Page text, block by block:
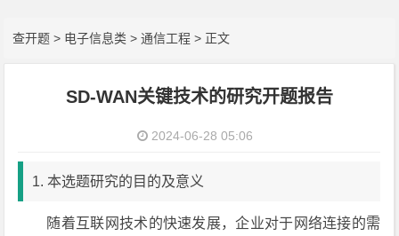
查开题 > 电子信息类 >通信工程 > 正文
SD-WAN关键技术的研究开题报告
2024-06-28 05:06
1. 本选题研究的目的及意义
随着互联网技术的快速发展，企业对于网络连接的需